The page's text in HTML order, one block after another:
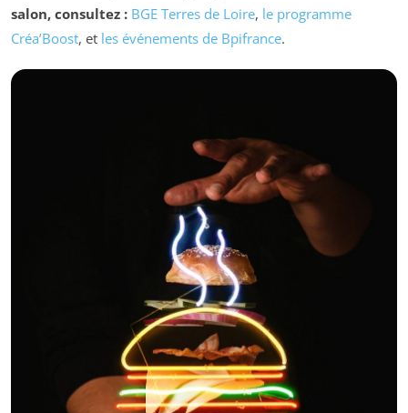
salon, consultez : BGE Terres de Loire, le programme
Créa’Boost, et les événements de Bpifrance.